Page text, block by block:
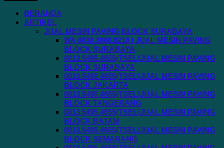
BERANDA
ARTIKEL
JUAL MESIN PAVING BLOCK SURABAYA
WA 0838.3060.0218 I JUAL MESIN PAVING
BLOCK SURABAYA
0813.5495.4655(TSEL)JUAL MESIN PAVING
BLOCK SURABAYA
0813.5495.4655(TSEL)JUAL MESIN PAVING
BLOCK JAKARTA
0813.5495.4655(TSEL)JUAL MESIN PAVING
BLOCK TANGERANG
0813.5495.4655(TSEL)JUAL MESIN PAVING
BLOCK BATAM
0813.5495.4655(TSEL)JUAL MESIN PAVING
BLOCK SEMARANG